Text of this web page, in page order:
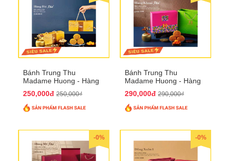
Bánh Trung Thu
Madame Huong - Hàng
250,000đ 250,000₫
Bánh Trung Thu
Madame Huong - Hàng
290,000đ 290,000₫
-0% -0%